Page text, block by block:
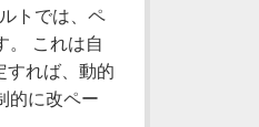
トでは、ペ
。 これは自
すれば、動的
的に改ペー